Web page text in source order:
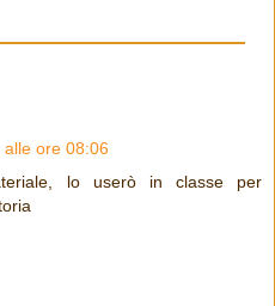
ore 08:06
lo userò in classe per